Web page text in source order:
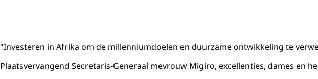
"Investeren in Afrika om de millenniumdoelen en duurzame ontwikkeling te
Plaatsvervangend Secretaris-Generaal mevrouw Migiro, excellenties, dames en